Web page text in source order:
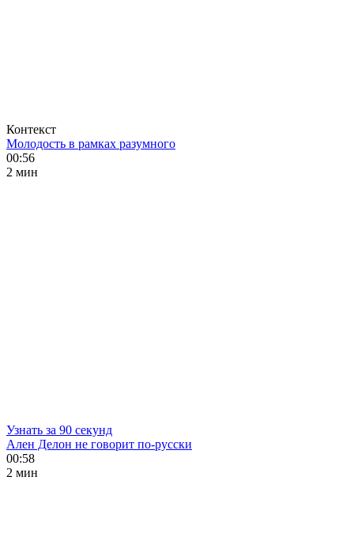
Контекст
Молодость в рамках разумного
00:56
2 мин
Узнать за 90 секунд
Ален Делон не говорит по-русски
00:58
2 мин